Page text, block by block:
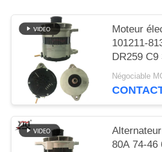
CONFIDENTIALITÉ
Moteur
101211-
DR259 C9
Négociable
80A 74-46